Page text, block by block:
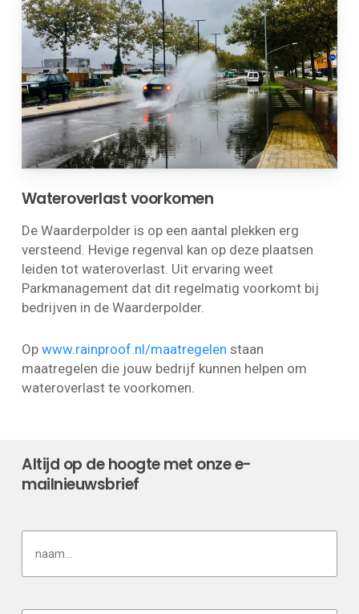
Wateroverlast voorkomen
De Waarderpolder is op een aantal plekken erg
versteend. Hevige regenval kan op deze plaatsen
leiden tot wateroverlast. Uit ervaring weet
Parkmanagement dat dit regelmatig voorkomt bij
bedrijven in de Waarderpolder.
Op www.rainproof.nl/maatregelen staan
maatregelen die jouw bedrijf kunnen helpen om
wateroverlast te voorkomen.
Altijd op de hoogte met onze e-
mailnieuwsbrief